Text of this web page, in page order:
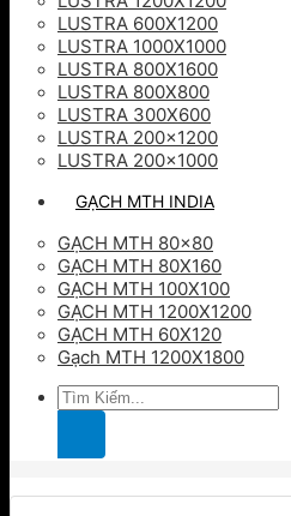
LUSTRA 600X1200
LUSTRA 1000X1000
LUSTRA 800X1600
LUSTRA 800X800
LUSTRA 300X600
LUSTRA 200×1200
LUSTRA 200×1000
GẠCH MTH INDIA
GẠCH MTH 80×80
GẠCH MTH 80X160
GẠCH MTH 100X100
GẠCH MTH 1200X1200
GẠCH MTH 60X120
Gạch MTH 1200X1800
Tìm
kiếm: